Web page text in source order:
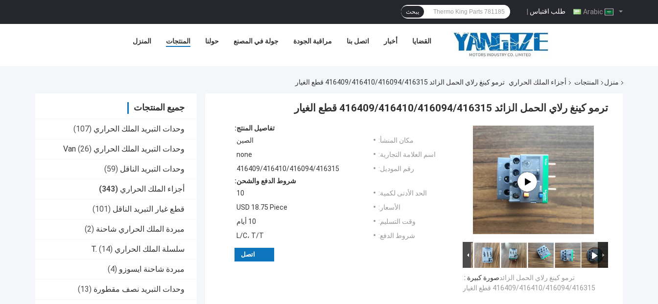
طلب اقتباس | يبحث
المنزل المنتجات حولنا جولة في المصنع مراقبة الجودة اتصل بنا أخبار القضايا
منزل المنتجات أجزاء الملك الحراري ترمو كينغ رلاي الحمل الزائد 416409/416410/416094/416315 قطع الغيار
جميع المنتجات
وحدات التبريد الملك الحراري (107)
وحدات التبريد الملك الحراري Van (26)
وحدات التبريد الناقل (59)
أجزاء الملك الحراري (343)
قطع غيار التبريد الناقل (101)
مبردة الملك الحراري شاحنة (2)
سلسلة الملك الحراري T. (14)
مبردة شاحنة ايسوزو (4)
وحدات التبريد نصف مقطورة (13)
ترمو كينغ رلاي الحمل الزائد 416409/416410/416094/416315 قطع الغيار
صورة كبيرة :ترمو كينغ رلاي الحمل الزائد
416409/416410/416094/416315 قطع الغيار
تفاصيل المنتج:
مكان المنشأ:
الصين
اسم العلامة التجارية:
none
رقم الموديل:
416409/416410/416094/416315
شروط الدفع والشحن:
الحد الأدنى لكمية:
10
الأسعار:
USD 18.75 Piece
وقت التسليم:
10 أيام
شروط الدفع:
L/C، T/T
اتصل